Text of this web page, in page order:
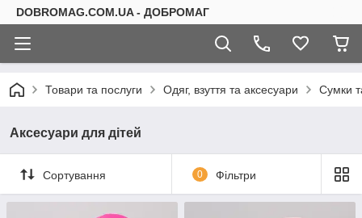
DOBROMAG.COM.UA - ДОБРОМАГ
Товари та послуги Одяг, взуття та аксесуари Сумки
Аксесуари для дітей
Сортування 0 Фільтри